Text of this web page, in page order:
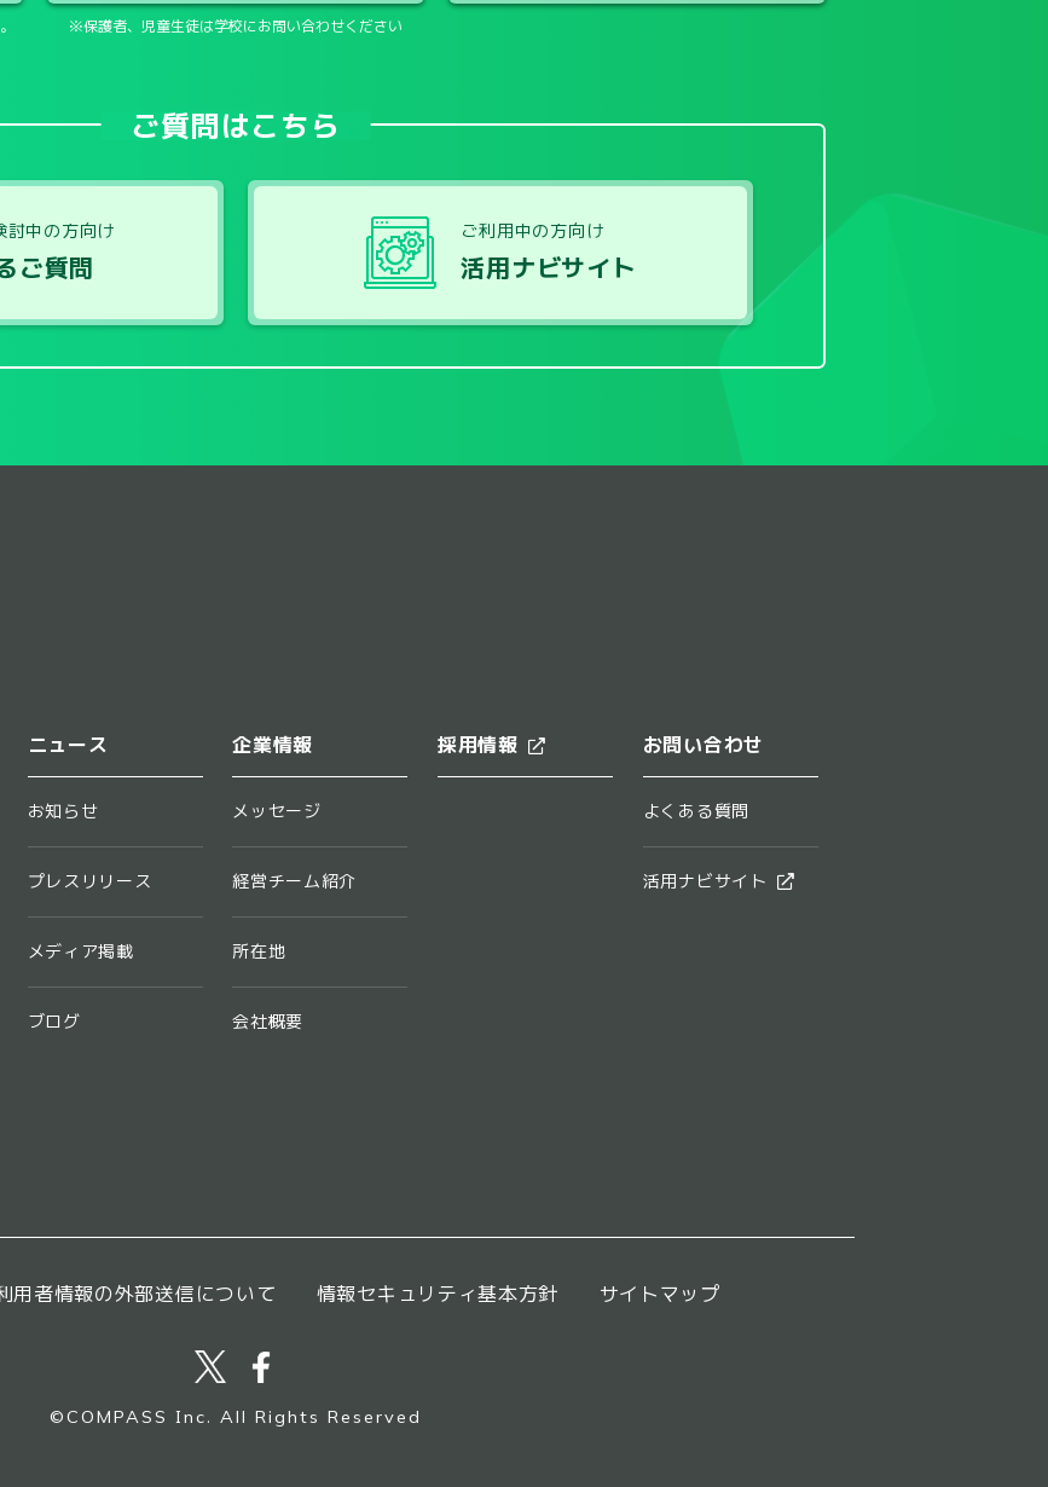
※保護者、児童生徒は学校にお問い合わせください
ご質問はこちら
討中の方向け
ご質問
ご利用中の方向け
活用ナビサイト
ニュース
お知らせ
プレスリリース
メディア掲載
ブログ
企業情報
メッセージ
経営チーム紹介
所在地
会社概要
採用情報 お問い合わせ
よくある質問
活用ナビサイト
用者情報の外部送信について 情報セキュリティ基本方針 サイトマップ
©︎COMPASS Inc. All Rights Reserved